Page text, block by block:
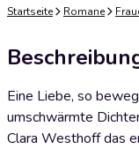
Startseite Romane
Eine Liebe, so
umschwärmte
Clara Westhoff das